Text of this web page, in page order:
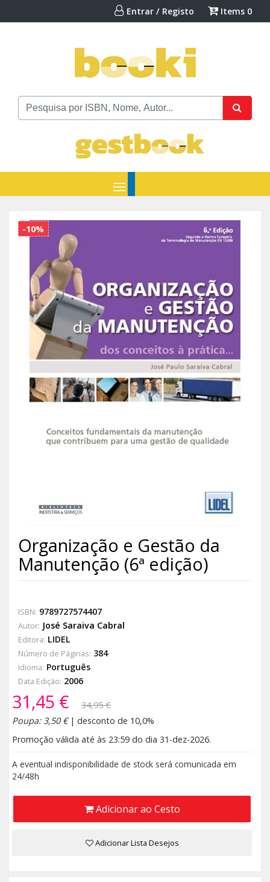
Entrar / Registo Items 0
-10%
Organização e Gestão da
Manutenção (6ª edição)
ISBN: 9789727574407
Autor: José Saraiva Cabral
Editora: LIDEL
Número de Páginas: 384
Idioma: Português
Data Edição: 2006
31,45 €
34,95 €
Poupa: 3,50 €| desconto de 10,0%
Promoção válida até às 23:59 do dia 31-dez-2026.
A eventual indisponibilidade de stock será comunicada em
24/48h
Adicionar ao Cesto
Adicionar Lista Desejos